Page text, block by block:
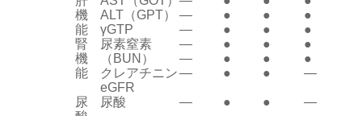
機
能
ALT（GPT）
γGTP
―
―
●
●
●
●
●
●
腎
機
能
尿素窒素
（BUN）
クレアチニン
eGFR
―
―
―
●
●
●
●
●
●
●
●
―
尿
尿酸 ― ● ● ―